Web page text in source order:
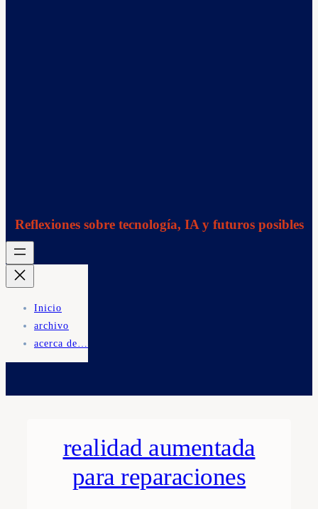
Reflexiones sobre tecnología, IA y futuros posibles
Inicio
archivo
acerca de…
realidad aumentada
para reparaciones